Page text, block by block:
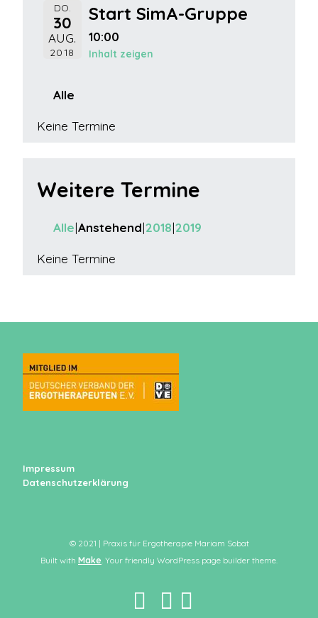
DO.
30
AUG.
2018
Start SimA-Gruppe
10:00
Inhalt zeigen
Alle
Keine Termine
Weitere Termine
Alle Anstehend 2018 2019
Keine Termine
Impressum
Datenschutzerklärung
© 2021 | Praxis für Ergotherapie Mariam Sobat
Built with Make. Your friendly WordPress page builder theme.